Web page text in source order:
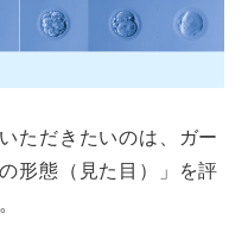
ただきたいのは、ガー
形態（見た目）」を評